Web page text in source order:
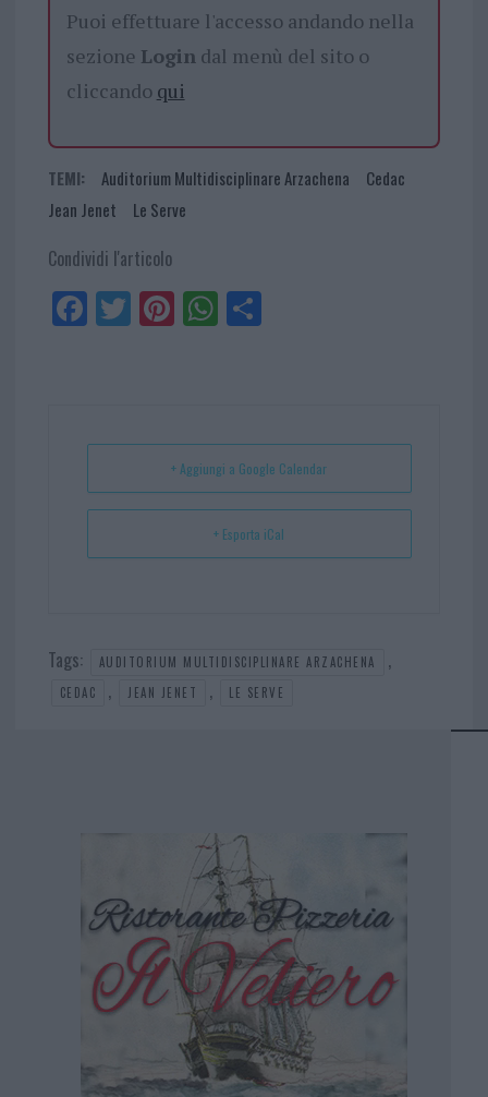
Puoi effettuare l'accesso andando nella
sezione Logindal menù del sito o
cliccando qui
TEMI: Auditorium Multidisciplinare Arzachena
Cedac
Jean Jenet
Le Serve
Condividi l'articolo
Fa
ce
Tw
itt
Pi
nt
t
W
ha
p
Sh
+ Aggiungi a Google Calendar
+ Esporta iCal
Tags: AUDITORIUM MULTIDISCIPLINARE ARZACHENA ,
CEDAC , JEAN JENET , LE SERVE